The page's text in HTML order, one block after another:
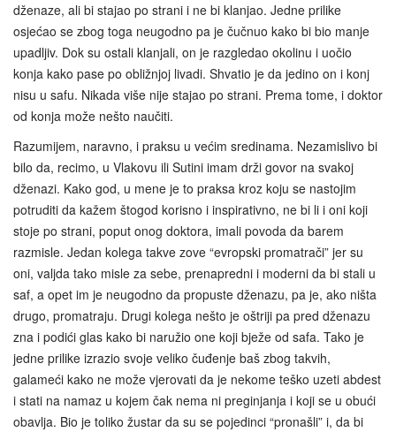
dženaze, ali bi stajao po strani i ne bi klanjao. Jedne prilike
osjećao se zbog toga neugodno pa je čučnuo kako bi bio manje
upadljiv. Dok su ostali klanjali, on je razgledao okolinu i uočio
konja kako pase po obližnjoj livadi. Shvatio je da jedino on i konj
nisu u safu. Nikada više nije stajao po strani. Prema tome, i doktor
od konja može nešto naučiti.
Razumijem, naravno, i praksu u većim sredinama. Nezamislivo bi
bilo da, recimo, u Vlakovu ili Sutini imam drži govor na svakoj
dženazi. Kako god, u mene je to praksa kroz koju se nastojim
potruditi da kažem štogod korisno i inspirativno, ne bi li i oni koji
stoje po strani, poput onog doktora, imali povoda da barem
razmisle. Jedan kolega takve zove “evropski promatrači” jer su
oni, valjda tako misle za sebe, prenapredni i moderni da bi stali u
saf, a opet im je neugodno da propuste dženazu, pa je, ako ništa
drugo, promatraju. Drugi kolega nešto je oštriji pa pred dženazu
zna i podići glas kako bi naružio one koji bježe od safa. Tako je
jedne prilike izrazio svoje veliko čuđenje baš zbog takvih,
galameći kako ne može vjerovati da je nekome teško uzeti abdest
i stati na namaz u kojem čak nema ni preginjanja i koji se u obući
obavlja. Bio je toliko žustar da su se pojedinci “pronašli” i, da bi